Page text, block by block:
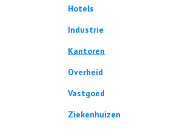
Hotels
Industrie
Kantoren
Overheid
Vastgoed
Ziekenhuizen